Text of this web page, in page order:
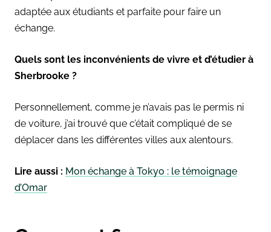
adaptée aux étudiants et parfaite pour faire un
échange.
Quels sont les inconvénients de vivre et d’étudier à
Sherbrooke ?
Personnellement, comme je n’avais pas le permis ni
de voiture, j’ai trouvé que c’était compliqué de se
déplacer dans les différentes villes aux alentours.
Lire aussi : Mon échange à Tokyo : le témoignage
d’Omar